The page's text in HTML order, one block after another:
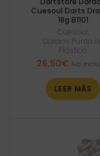
Cuesoul Darts
18g B1101
Cuesoul
Dardos Punta
Plástico
26,50€ Iva
LEER MÁS